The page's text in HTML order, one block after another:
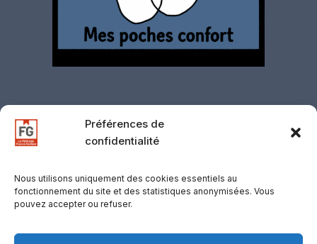
Préférences de
confidentialité
Nous utilisons uniquement des cookies essentiels au
fonctionnement du site et des statistiques anonymisées. Vous
pouvez accepter ou refuser.
confidentialité·CGV·CGU·Gestion des
cookies·Retours·Support·Mentions
© 2026 D-COOLINWAY / VOLF, SUISSE —